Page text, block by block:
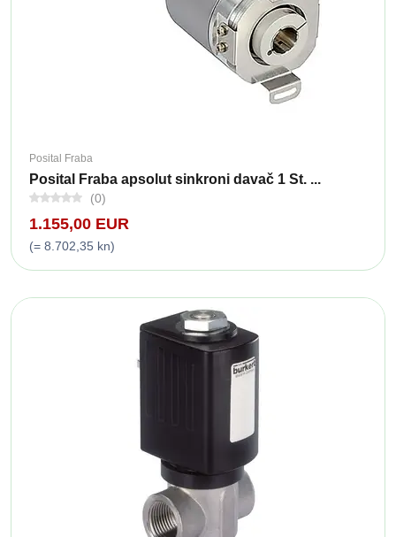
Posital Fraba
Posital Fraba apsolut sinkroni davač 1 St. ...
(0)
1.155,00 EUR
(= 8.702,35 kn)